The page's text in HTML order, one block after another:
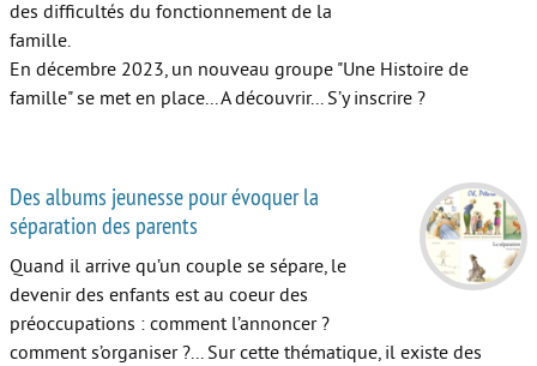
des difficultés du fonctionnement de la
famille.
En décembre 2023, un nouveau groupe "Une Histoire de
famille" se met en place... A découvrir... S’y inscrire ?
Des albums jeunesse pour évoquer la
séparation des parents
Quand il arrive qu’un couple se sépare, le
devenir des enfants est au coeur des
préoccupations : comment l’annoncer ?
comment s’organiser ?... Sur cette thématique, il existe des